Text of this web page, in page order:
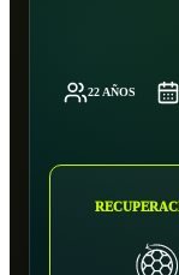
22 AÑOS